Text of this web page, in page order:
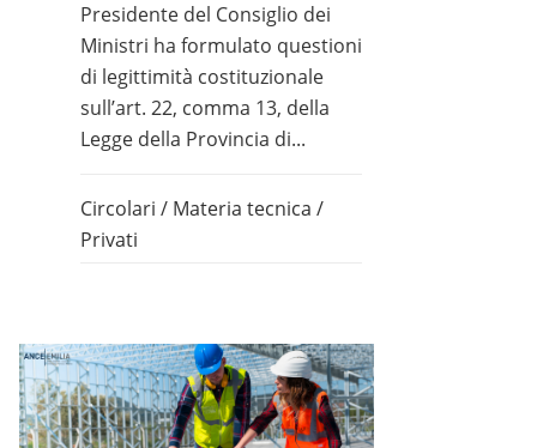
Presidente del Consiglio dei
Ministri ha formulato questioni
di legittimità costituzionale
sull’art. 22, comma 13, della
Legge della Provincia di...
Circolari / Materia tecnica /
Privati